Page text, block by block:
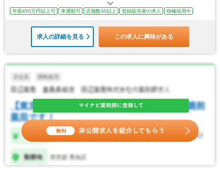
年収450万円以上可 車通勤可 店舗数30以上 登録販売者の求人 積極採用中
求人の詳細を見る この求人に興味がある